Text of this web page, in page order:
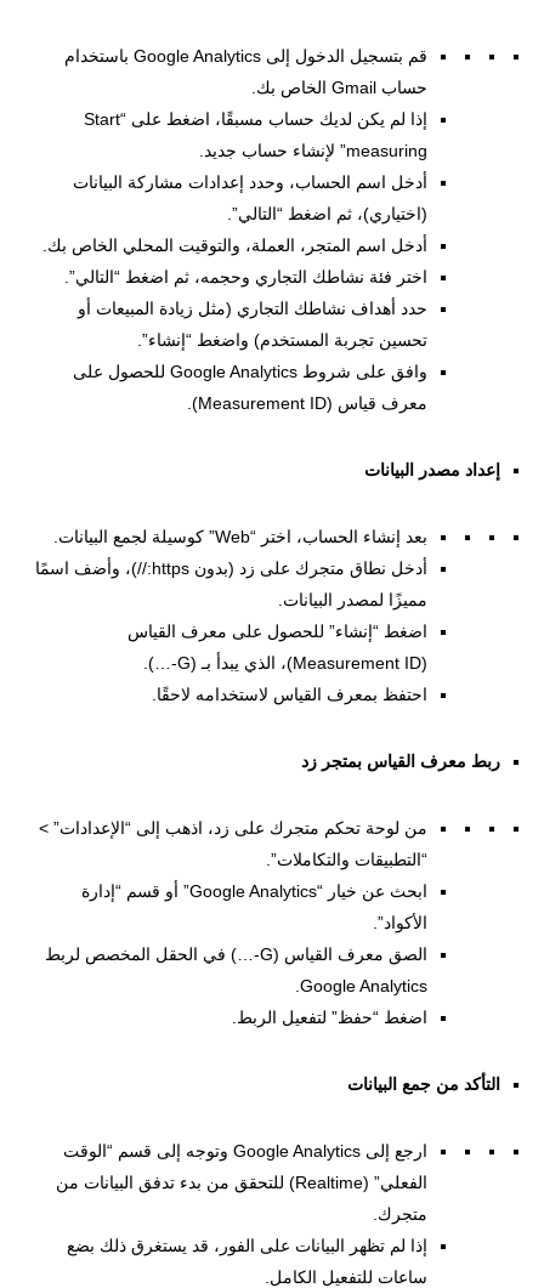
قم بتسجيل الدخول إلى Google Analytics باستخدام
حساب Gmail الخاص بك.
إذا لم يكن لديك حساب مسبقًا، اضغط على “Start
measuring” لإنشاء حساب جديد.
أدخل اسم الحساب، وحدد إعدادات مشاركة البيانات
(اختياري)، ثم اضغط “التالي”.
أدخل اسم المتجر، العملة، والتوقيت المحلي الخاص بك.
اختر فئة نشاطك التجاري وحجمه، ثم اضغط “التالي”.
حدد أهداف نشاطك التجاري (مثل زيادة المبيعات أو
تحسين تجربة المستخدم) واضغط “إنشاء”.
وافق على شروط Google Analytics للحصول على
معرف قياس (Measurement ID).
إعداد مصدر البيانات
بعد إنشاء الحساب، اختر “Web” كوسيلة لجمع البيانات.
أدخل نطاق متجرك على زد (بدون https://)، وأضف اسمًا
مميزًا لمصدر البيانات.
اضغط “إنشاء” للحصول على معرف القياس
(Measurement ID)، الذي يبدأ بـ (G-…).
احتفظ بمعرف القياس لاستخدامه لاحقًا.
ربط معرف القياس بمتجر زد
من لوحة تحكم متجرك على زد، اذهب إلى “الإعدادات” >
“التطبيقات والتكاملات”.
ابحث عن خيار “Google Analytics” أو قسم “إدارة
الأكواد”.
الصق معرف القياس (G-…) في الحقل المخصص لربط
Google Analytics.
اضغط “حفظ” لتفعيل الربط.
التأكد من جمع البيانات
ارجع إلى Google Analytics وتوجه إلى قسم “الوقت
الفعلي” (Realtime) للتحقق من بدء تدفق البيانات من
متجرك.
إذا لم تظهر البيانات على الفور، قد يستغرق ذلك بضع
ساعات للتفعيل الكامل.